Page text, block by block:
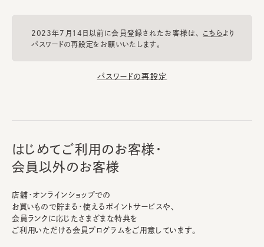
2023年7月14日以前に会員登録されたお客様は、 こちらより
パスワードの再設定をお願いいたします。
パスワードの再設定
はじめてご利用のお客様・
会員以外のお客様
店舗・オンラインショップでの
お買いもので貯まる・使えるポイントサービスや、
会員ランクに応じたさまざまな特典を
ご利用いただける会員プログラムをご用意しています。